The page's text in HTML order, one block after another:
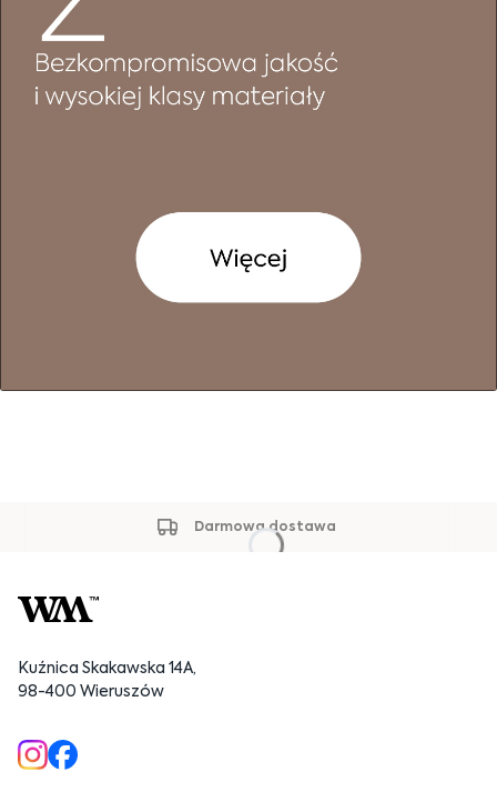
Darmowa dostawa
Kuźnica Skakawska 14A,
98-400 Wieruszów